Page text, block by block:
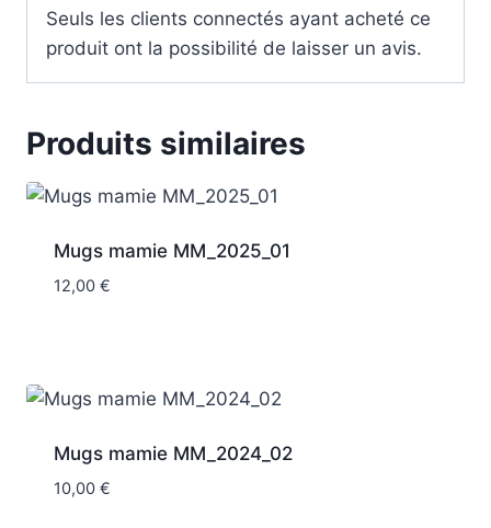
Seuls les clients connectés ayant acheté ce
produit ont la possibilité de laisser un avis.
Produits similaires
Mugs mamie MM_2025_01
12,00 €
Mugs mamie MM_2024_02
10,00 €